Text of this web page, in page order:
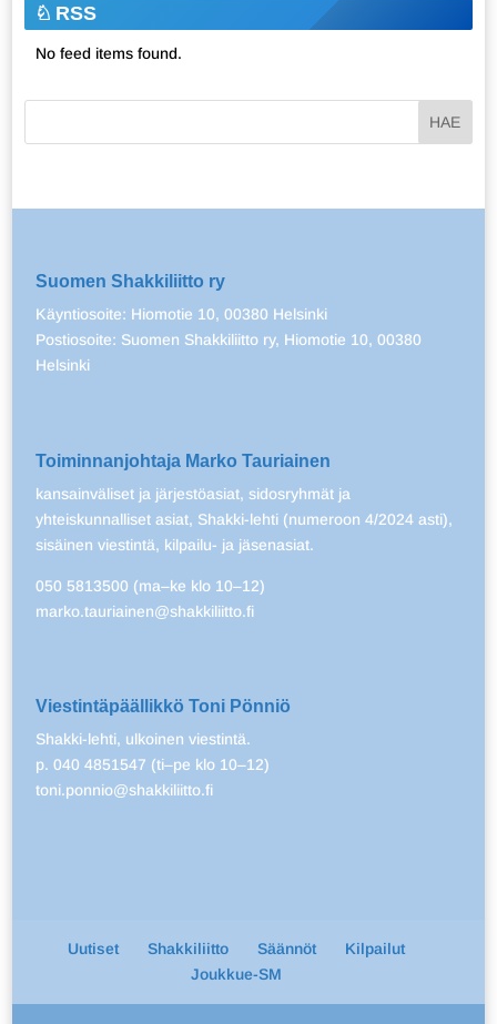
RSS
No feed items found.
Suomen Shakkiliitto ry
Käyntiosoite: Hiomotie 10, 00380 Helsinki
Postiosoite: Suomen Shakkiliitto ry, Hiomotie 10, 00380
Helsinki
Toiminnanjohtaja Marko Tauriainen
kansainväliset ja järjestöasiat, sidosryhmät ja
yhteiskunnalliset asiat, Shakki-lehti (numeroon 4/2024 asti),
sisäinen viestintä, kilpailu- ja jäsenasiat.
050 5813500 (ma–ke klo 10–12)
marko.tauriainen@shakkiliitto.fi
Viestintäpäällikkö Toni Pönniö
Shakki-lehti, ulkoinen viestintä.
p. 040 4851547 (ti–pe klo 10–12)
toni.ponnio@shakkiliitto.fi
Uutiset Shakkiliitto Säännöt
Kilpailut
Joukkue-SM